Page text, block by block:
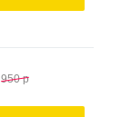
950 p